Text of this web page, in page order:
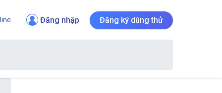
Đăng nhập Đăng ký dùng thử